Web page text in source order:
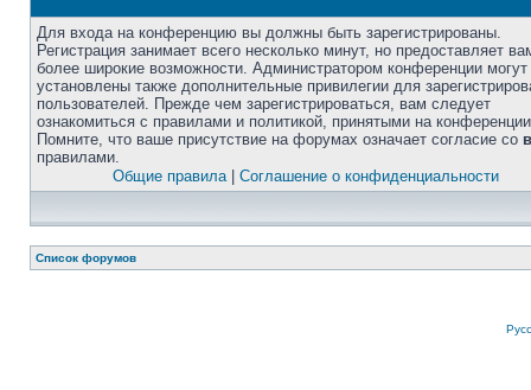
Для входа на конференцию вы должны быть зарегистрированы.
Регистрация занимает всего несколько минут, но предоставляет
более широкие возможности. Администратором конференции
установлены также дополнительные привилегии для
пользователей. Прежде чем зарегистрироваться, вам следует
ознакомиться с правилами и политикой, принятыми на
Помните, что ваше присутствие на форумах означает согласие со
правилами.
Общие правила| Соглашение о конфиденциальности
Список форумов